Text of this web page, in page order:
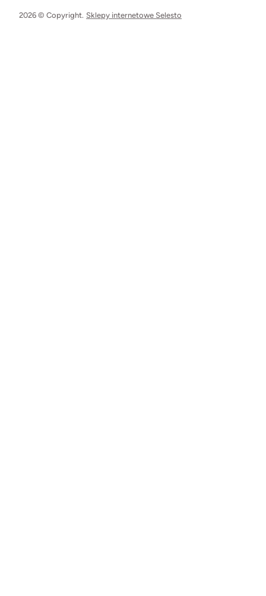
2026 © Copyright. Sklepy internetowe Selesto